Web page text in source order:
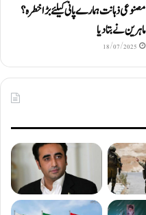
مصنوعی ذہانت ہمارے پانی کیلئے بڑا خطرہ؟
ماہرین نے بتا دیا
18/07/2025